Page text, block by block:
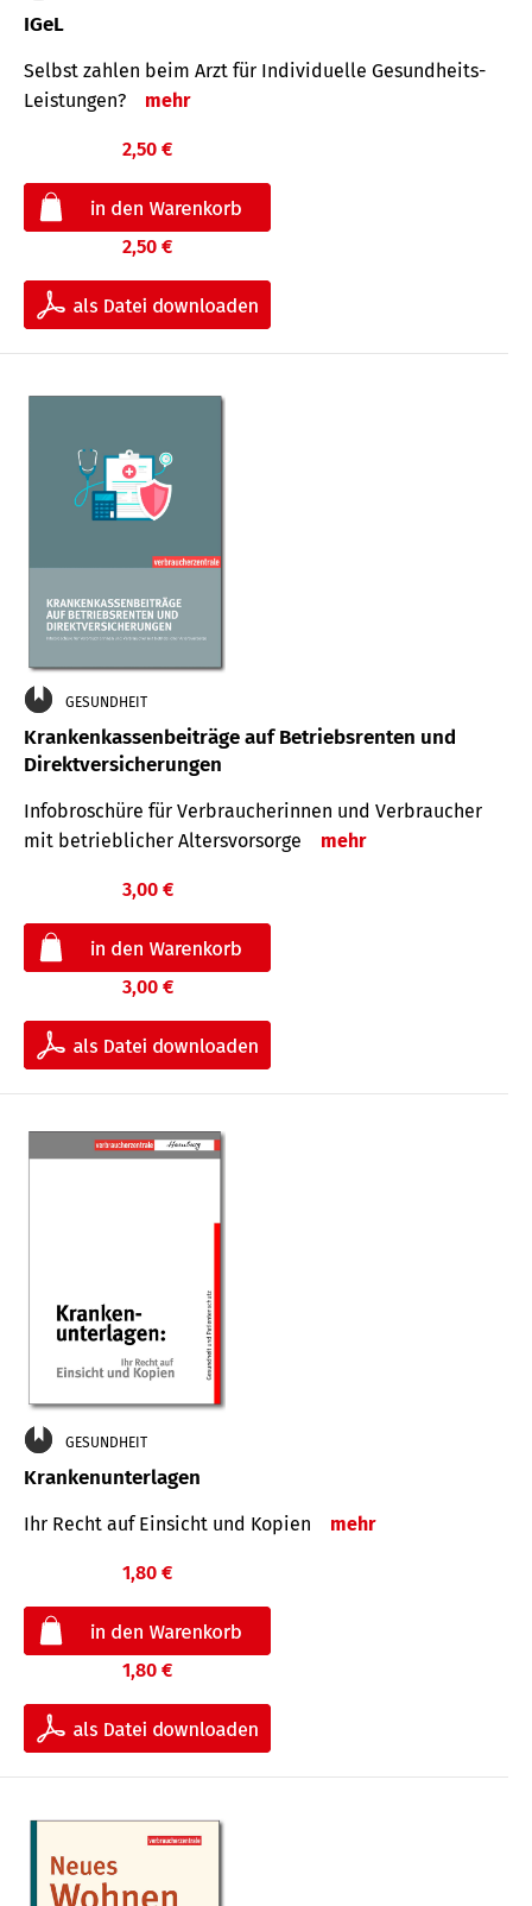
IGeL
Selbst zahlen beim Arzt für Indi­vidu­elle Gesund­heits-
Leis­tungen?
mehr
2,50 €
2,50 €
GESUNDHEIT
Krankenkassenbeiträge auf Betriebsrenten und
Direktversicherungen
Infobroschüre für Verbraucherinnen und Verbraucher
mit betrieblicher Altersvorsorge
mehr
3,00 €
3,00 €
GESUNDHEIT
Krankenunterlagen
Ihr Recht auf Einsicht und Kopien mehr
1,80 €
1,80 €